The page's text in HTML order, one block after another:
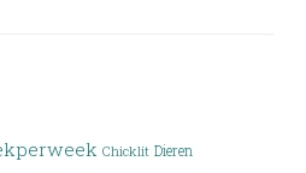
Chicklit Dieren